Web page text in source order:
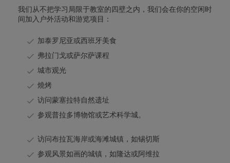
我们从不把学习局限于教室的四壁之内，我们会在你的空闲时
间加入户外活动和游览项目：
加泰罗尼亚或西班牙美食
弗拉门戈或萨尔萨课程
城市观光
燒烤
访问蒙塞拉特自然遗址
参观普拉多博物馆或艺术科学城。
访问布拉瓦海岸或海滩城镇，如锡切斯
参观风景如画的城镇，如隆达或阿维拉